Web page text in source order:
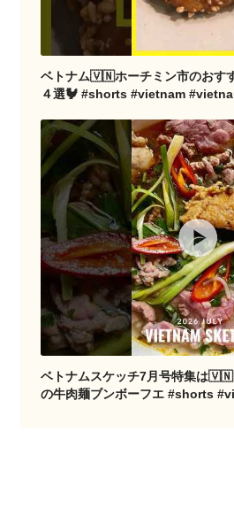
ベトナム🇻🇳ホーチミン市のおす
４選🐓 #shorts #vietnam
ベトナムスケッチ7月号特集は🇻🇳
の牛肉麺ブンボーフエ #shorts